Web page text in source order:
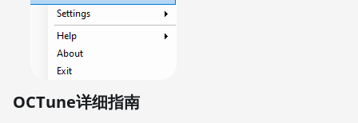
OCTune详细指南